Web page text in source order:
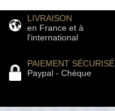
LIVRAISON
en France et à
l'international
PAIEMENT SÉCURISÉ
Paypal - Chèque